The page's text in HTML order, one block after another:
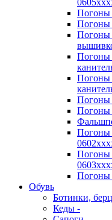
Погоны
Погоны
Погоны
Погоны
Погоны
Погоны
Погоны
Погоны
Погоны
Погоны
Обувь
Ботинки,
Кеды -